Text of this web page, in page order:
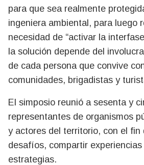
para que sea realmente
ingeniera ambiental, para luego
necesidad de “activar la
la solución depende del
de cada persona que convive
comunidades, brigadistas y
El simposio reunió a sesenta y
representantes de organismos
y actores del territorio, con el fin
desafíos, compartir
estrategias.